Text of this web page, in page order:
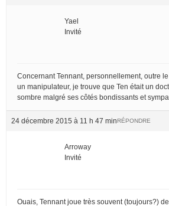
Yael
Invité
Concernant Tennant, personnellement, outre
un manipulateur, je trouve que Ten était un
sombre malgré ses côtés bondissants et
24 décembre 2015 à 11 h 47 minRÉPONDRE
Arroway
Invité
Ouais, Tennant joue très souvent (toujours?)